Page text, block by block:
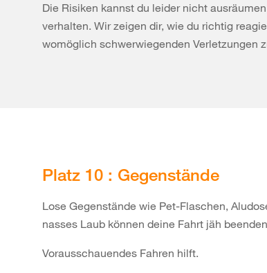
Die Risiken kannst du leider nicht
verhalten. Wir zeigen dir, wie du richtig
womöglich schwerwiegenden Verletzungen
Platz 10 : Gegenstände
Lose Gegenstände wie Pet-Flaschen,
nasses Laub können deine Fahrt jäh
Vorausschauendes Fahren hilft.